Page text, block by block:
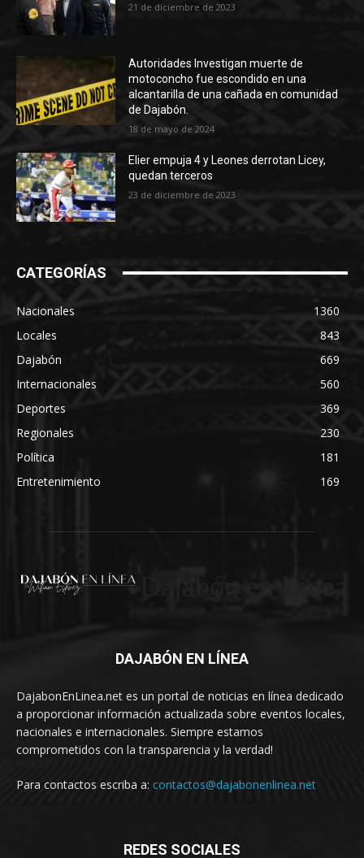
21 de diciembre de 2023
Autoridades Investigan muerte de
motoconcho fue escondido en una
alcantarilla de una cañada en comunidad
de Dajabón.
18 de mayo de 2024
Elier empuja 4 y Leones derrotan Licey,
quedan terceros
23 de diciembre de 2023
CATEGORÍAS
Nacionales
1360
Locales
843
Dajabón
669
Internacionales
560
Deportes
369
Regionales
230
Política
181
Entretenimiento
169
DAJABÓN EN LÍNEA
DajabonEnLinea.net es un portal de noticias en línea dedicado
a proporcionar información actualizada sobre eventos locales,
nacionales e internacionales. Siempre estamos
comprometidos con la transparencia y la verdad!
Para contactos escriba a: contactos@dajabonenlinea.net
REDES SOCIALES